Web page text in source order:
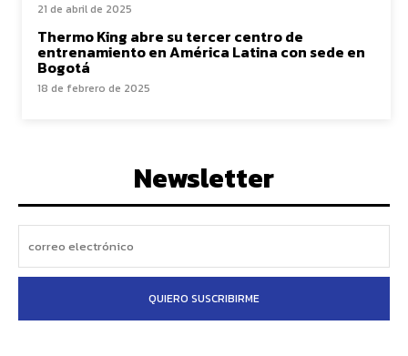
21 de abril de 2025
Thermo King abre su tercer centro de
entrenamiento en América Latina con sede en
Bogotá
18 de febrero de 2025
Newsletter
QUIERO SUSCRIBIRME